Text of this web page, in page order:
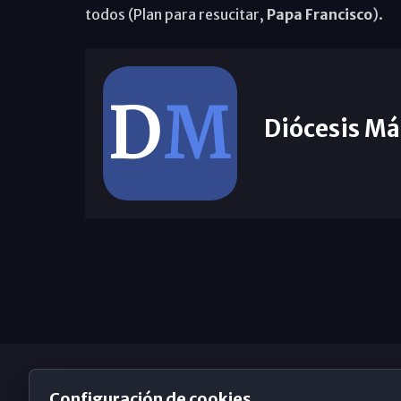
todos (Plan para resucitar, Papa Francisco).
Diócesis